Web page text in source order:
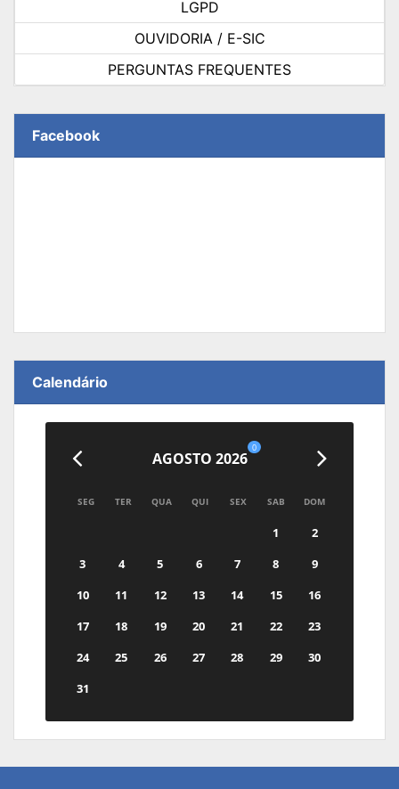
LGPD
OUVIDORIA / E-SIC
PERGUNTAS FREQUENTES
Facebook
Calendário
AGOSTO 2026
0
SEG TER QUA QUI SEX SAB DOM
1
2
3
4 5 6 7 8
9
10
11 12 13 14 15
16
17
18 19 20 21 22
23
24
25 26 27 28 29
30
31